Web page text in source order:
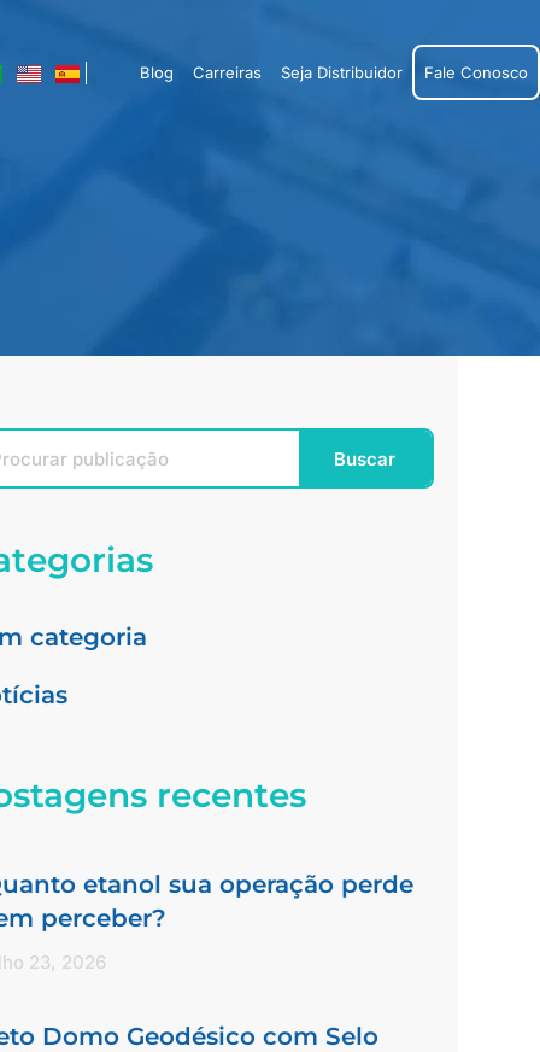
Blog Carreiras Seja Distribuidor Fale Conosco
Buscar
categoria
recentes
etanol sua operação perde
perceber?
23, 2026
Domo Geodésico com Selo